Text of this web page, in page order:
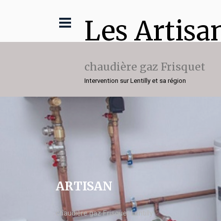
Les
chaudière gaz Frisquet
Intervention sur Lentilly et sa région
ARTISAN
chaudière gaz Frisquet Lentilly